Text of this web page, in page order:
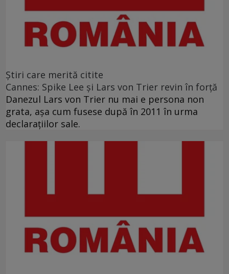
Ştiri care merită citite
Cannes: Spike Lee şi Lars von Trier revin în forţă
Danezul Lars von Trier nu mai e persona non
grata, aşa cum fusese după în 2011 în urma
declaraţiilor sale.